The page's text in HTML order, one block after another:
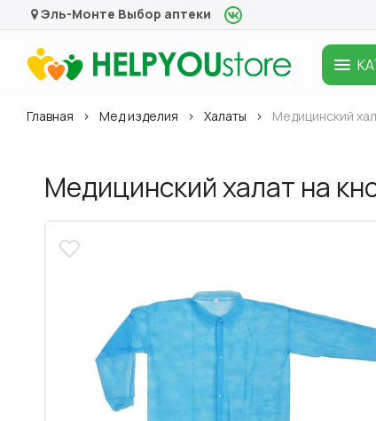
Эль-Монте Выбор аптеки
Главная Мед изделия Халаты Медицинский
Медицинский халат на